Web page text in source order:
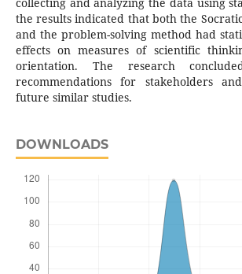
the results indicated that both the
and the problem-solving method had
effects on measures of scientific
orientation. The research
recommendations for stakeholders
future similar studies.
DOWNLOADS